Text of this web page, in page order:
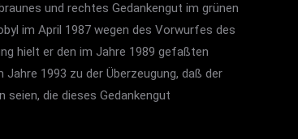
und rechtes Gedankengut im grünen
im April 1987 wegen des Vorwurfes des
hielt er den im Jahre 1989 gefaßten
1993 zu der Überzeugung, daß der
die dieses Gedankengut